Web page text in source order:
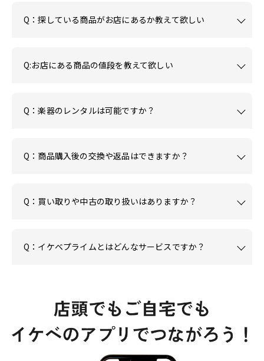
Q：探している商品がお店にあるか教えて欲しい
Q:お店にある商品の値段を教えて欲しい
Q：楽器のレンタルは可能ですか？
Q：商品購入後の交換や返品はできますか？
Q：買い取りや中古の取り扱いはありますか？
Q：イケベプライムとはどんなサービスですか？